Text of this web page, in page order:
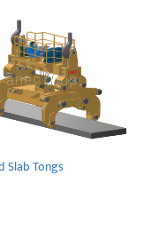
Slab Tongs